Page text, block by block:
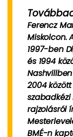
Ferencz
Miskolcon.
1997-ben
és 1994
2004
rajzolásról
BMÉ-n